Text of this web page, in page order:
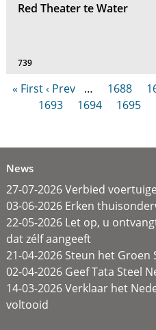
Red Theater te Water
739
« First‹ Prev … 1688
1693
1694 1695
News
27-07-2026 Verbied
03-06-2026 Erken
22-05-2026 Let op, u
dat zélf aangeeft
21-04-2026 Steun het Groen
02-04-2026 Geef Tata Steel
14-03-2026 Verklaar het
voltooid